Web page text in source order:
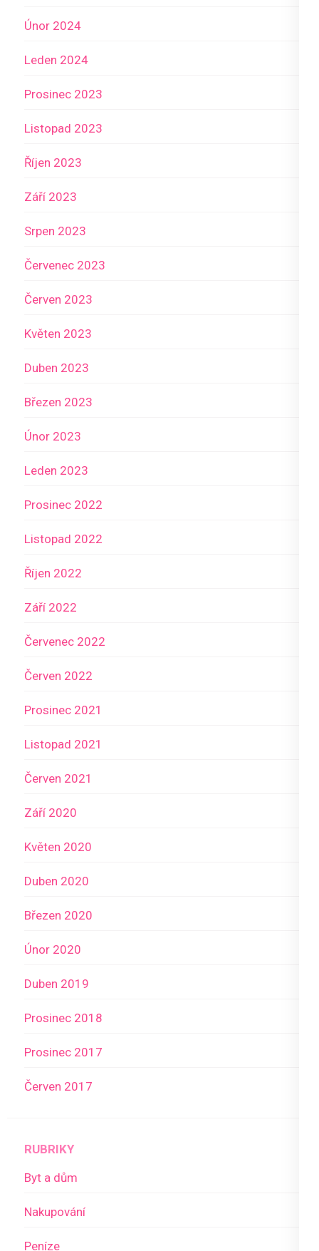
Únor 2024
Leden 2024
Prosinec 2023
Listopad 2023
Říjen 2023
Září 2023
Srpen 2023
Červenec 2023
Červen 2023
Květen 2023
Duben 2023
Březen 2023
Únor 2023
Leden 2023
Prosinec 2022
Listopad 2022
Říjen 2022
Září 2022
Červenec 2022
Červen 2022
Prosinec 2021
Listopad 2021
Červen 2021
Září 2020
Květen 2020
Duben 2020
Březen 2020
Únor 2020
Duben 2019
Prosinec 2018
Prosinec 2017
Červen 2017
RUBRIKY
Byt a dům
Nakupování
Peníze